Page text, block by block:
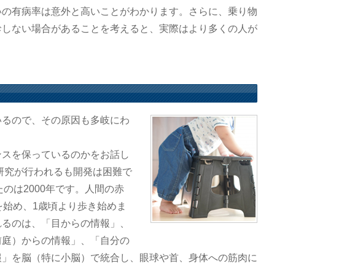
有病率は意外と高いことがわかります。さらに、乗り物
ない場合があることを考えると、実際はより多くの人が
ので、その原因も多岐にわ
を保っているのかをお話し
究が行われるも開発は困難で
は2000年です。人間の赤
め、1歳頃より歩き始めま
のは、「目からの情報」、
）からの情報」、「自分の
を脳（特に小脳）で統合し、眼球や首、身体への筋肉に